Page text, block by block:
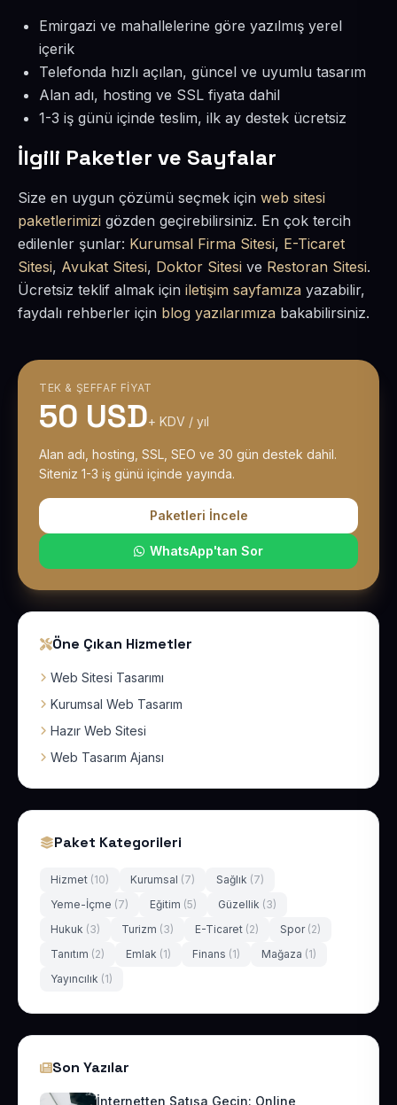
Emirgazi ve mahallelerine göre yazılmış yerel
içerik
Telefonda hızlı açılan, güncel ve uyumlu tasarım
Alan adı, hosting ve SSL fiyata dahil
1-3 iş günü içinde teslim, ilk ay destek ücretsiz
İlgili Paketler ve Sayfalar
Size en uygun çözümü seçmek için web sitesi
paketlerimizi gözden geçirebilirsiniz. En çok tercih
edilenler şunlar: Kurumsal Firma Sitesi, E-Ticaret
Sitesi, Avukat Sitesi, Doktor Sitesi ve Restoran Sitesi.
Ücretsiz teklif almak için iletişim sayfamıza yazabilir,
faydalı rehberler için blog yazılarımıza bakabilirsiniz.
TEK & ŞEFFAF FIYAT
50 USD+ KDV / yıl
Alan adı, hosting, SSL, SEO ve 30 gün destek dahil.
Siteniz 1-3 iş günü içinde yayında.
Paketleri İncele
WhatsApp'tan Sor
Öne Çıkan Hizmetler
Web Sitesi Tasarımı
Kurumsal Web Tasarım
Hazır Web Sitesi
Web Tasarım Ajansı
Paket Kategorileri
Hizmet (10) Kurumsal (7) Sağlık (7)
Yeme-İçme (7) Eğitim (5) Güzellik (3)
Hukuk (3) Turizm (3) E-Ticaret (2) Spor (2)
Tanıtım (2) Emlak (1) Finans (1) Mağaza (1)
Yayıncılık (1)
Son Yazılar
İnternetten Satışa Geçin: Online